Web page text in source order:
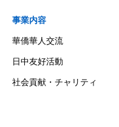
事業内容
華僑華人交流
日中友好活動
社会貢献・チャリティ